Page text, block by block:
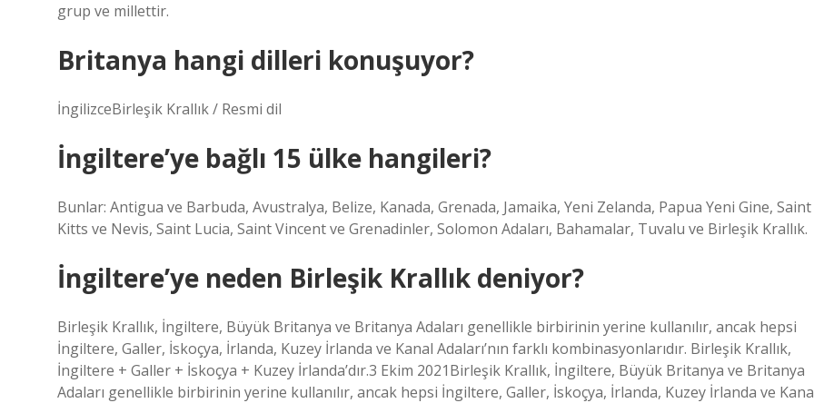
grup ve millettir.
Britanya hangi dilleri konuşuyor?
İngilizceBirleşik Krallık / Resmi dil
İngiltere’ye bağlı 15 ülke hangileri?
Bunlar: Antigua ve Barbuda, Avustralya, Belize, Kanada, Grenada, Jamaika, Yeni Zelanda, Papua Yeni Gine, Saint
Kitts ve Nevis, Saint Lucia, Saint Vincent ve Grenadinler, Solomon Adaları, Bahamalar, Tuvalu ve Birleşik Krallık.
İngiltere’ye neden Birleşik Krallık deniyor?
Birleşik Krallık, İngiltere, Büyük Britanya ve Britanya Adaları genellikle birbirinin yerine kullanılır, ancak hepsi
İngiltere, Galler, İskoçya, İrlanda, Kuzey İrlanda ve Kanal Adaları’nın farklı kombinasyonlarıdır. Birleşik Krallık,
İngiltere + Galler + İskoçya + Kuzey İrlanda’dır.3 Ekim 2021Birleşik Krallık, İngiltere, Büyük Britanya ve Britanya
Adaları genellikle birbirinin yerine kullanılır, ancak hepsi İngiltere, Galler, İskoçya, İrlanda, Kuzey İrlanda ve